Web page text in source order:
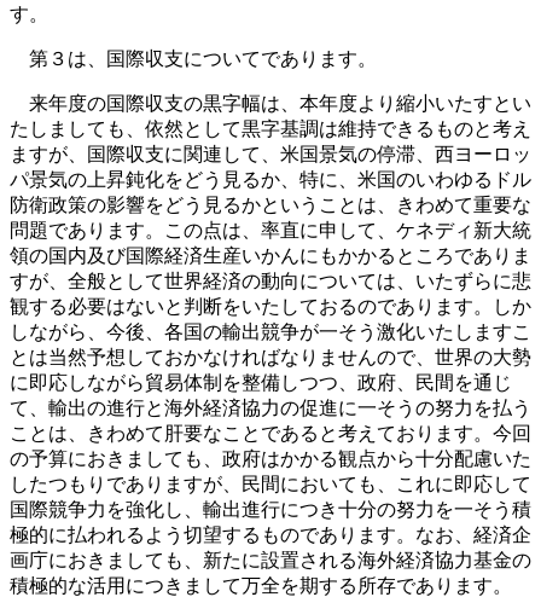
す。
第３は、国際収支についてであります。
来年度の国際収支の黒字幅は、本年度より縮小いたすとい
たしましても、依然として黒字基調は維持できるものと考え
ますが、国際収支に関連して、米国景気の停滞、西ヨーロッ
パ景気の上昇鈍化をどう見るか、特に、米国のいわゆるドル
防衛政策の影響をどう見るかということは、きわめて重要な
問題であります。この点は、率直に申して、ケネディ新大統
領の国内及び国際経済生産いかんにもかかるところでありま
すが、全般として世界経済の動向については、いたずらに悲
観する必要はないと判断をいたしておるのであります。しか
しながら、今後、各国の輸出競争が一そう激化いたしますこ
とは当然予想しておかなければなりませんので、世界の大勢
に即応しながら貿易体制を整備しつつ、政府、民間を通じ
て、輸出の進行と海外経済協力の促進に一そうの努力を払う
ことは、きわめて肝要なことであると考えております。今回
の予算におきましても、政府はかかる観点から十分配慮いた
したつもりでありますが、民間においても、これに即応して
国際競争力を強化し、輸出進行につき十分の努力を一そう積
極的に払われるよう切望するものであります。なお、経済企
画庁におきましても、新たに設置される海外経済協力基金の
積極的な活用につきまして万全を期する所存であります。